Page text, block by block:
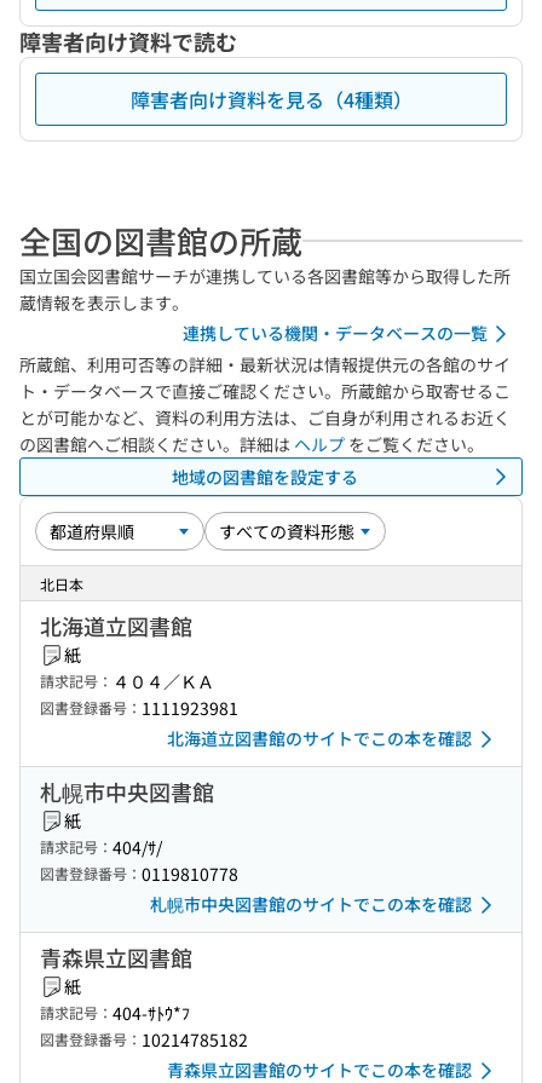
障害者向け資料で読む
障害者向け資料を見る（4種類）
全国の図書館の所蔵
国立国会図書館サーチが連携している各図書館等から取得した所
蔵情報を表示します。
連携している機関・データベースの一覧
所蔵館、利用可否等の詳細・最新状況は情報提供元の各館のサイ
ト・データベースで直接ご確認ください。所蔵館から取寄せるこ
とが可能かなど、資料の利用方法は、ご自身が利用されるお近く
の図書館へご相談ください。詳細は ヘルプ をご覧ください。
地域の図書館を設定する
北日本
北海道立図書館
紙
請求記号： ４０４／ＫＡ
図書登録番号： 1111923981
北海道立図書館のサイトでこの本を確認
札幌市中央図書館
紙
請求記号： 404/ｻ/
図書登録番号： 0119810778
札幌市中央図書館のサイトでこの本を確認
青森県立図書館
紙
請求記号： 404-ｻﾄｳ*ﾌ
図書登録番号： 10214785182
青森県立図書館のサイトでこの本を確認